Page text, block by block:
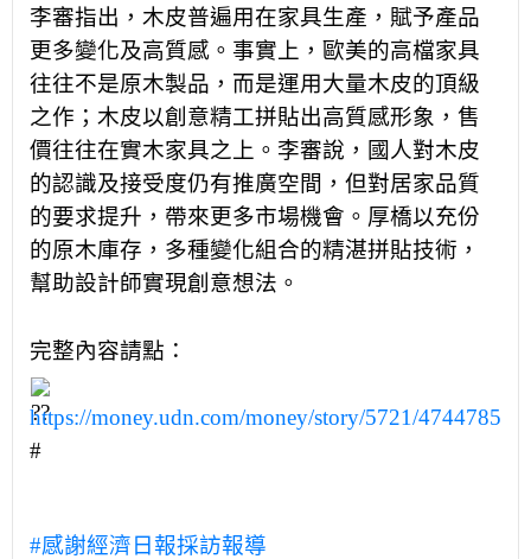
李審指出，木皮普遍用在家具生產，賦予產品
更多變化及高質感。事實上，歐美的高檔家具
往往不是原木製品，而是運用大量木皮的頂級
之作；木皮以創意精工拼貼出高質感形象，售
價往往在實木家具之上。李審說，國人對木皮
的認識及接受度仍有推廣空間，但對居家品質
的要求提升，帶來更多市場機會。厚橋以充份
的原木庫存，多種變化組合的精湛拼貼技術，
幫助設計師實現創意想法。
完整內容請點：
https://money.udn.com/money/story/5721/4744785
#
#感謝經濟日報採訪報導